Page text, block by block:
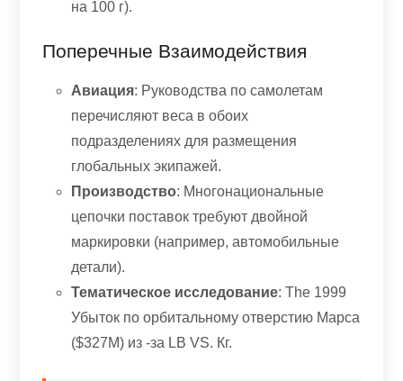
на 100 г).
Поперечные Взаимодействия
Авиация: Руководства по самолетам
перечисляют веса в обоих
подразделениях для размещения
глобальных экипажей.
Производство: Многонациональные
цепочки поставок требуют двойной
маркировки (например, автомобильные
детали).
Тематическое исследование:The 1999
Убыток по орбитальному отверстию Марса
($327М) из -за LB VS. Кг.